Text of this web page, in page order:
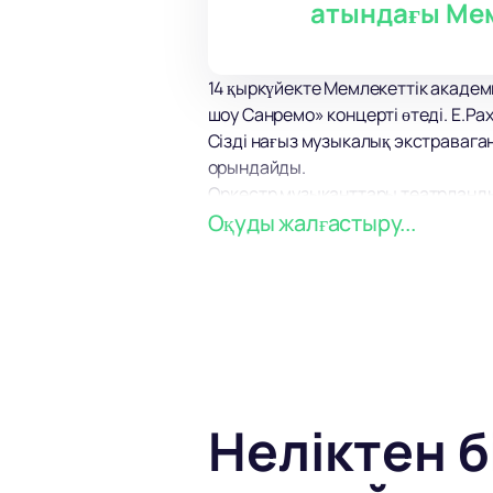
атындағы
14 қыркүйекте Мемлекеттік
шоу Санремо» концерті өтеді.
Сізді нағыз музыкалық
орындайды.
Оркестр музыканттары
барлығы бірнеше рет музыкалық
Оқуды жалғастыру...
Неліктен